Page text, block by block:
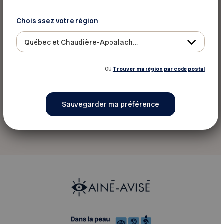
Club FADOQ Ste-Ursule
Club FADOQ Saint-Louis-de-
France
Club FADOQ St-Jean-Baptiste-de
Choisissez votre région
Québec et Chaudière-Appalaches
OU Trouver ma région par code postal